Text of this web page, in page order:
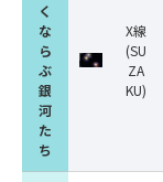
く
な
ら
ぶ
銀
河
た
ち
X線
(SU
ZA
KU)